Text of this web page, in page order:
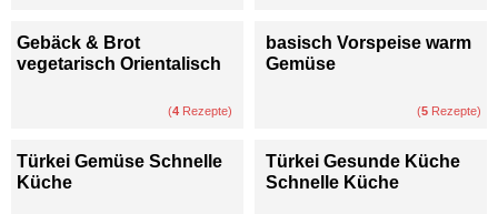
Gebäck & Brot
vegetarisch Orientalisch
(4 Rezepte)
basisch Vorspeise warm
Gemüse
(5 Rezepte)
Türkei Gemüse Schnelle
Küche
Türkei Gesunde Küche
Schnelle Küche